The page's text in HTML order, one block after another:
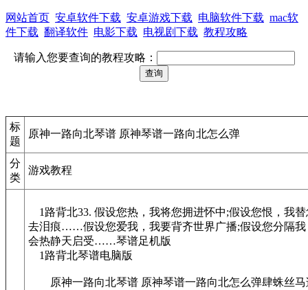
网站首页 安卓软件下载 安卓游戏下载 电脑软件下载 mac软
件下载 翻译软件 电影下载 电视剧下载 教程攻略
请输入您要查询的教程攻略：
标
题
原神一路向北琴谱 原神琴谱一路向北怎么弹
分
类
游戏教程
1路背北33. 假设您热，我将您拥进怀中;假设您恨，我替
去泪痕……假设您爱我，我要背齐世界广播;假设您分隔我
会热静天启受……琴谱足机版
1路背北琴谱电脑版
原神一路向北琴谱 原神琴谱一路向北怎么弹肆蛛丝马